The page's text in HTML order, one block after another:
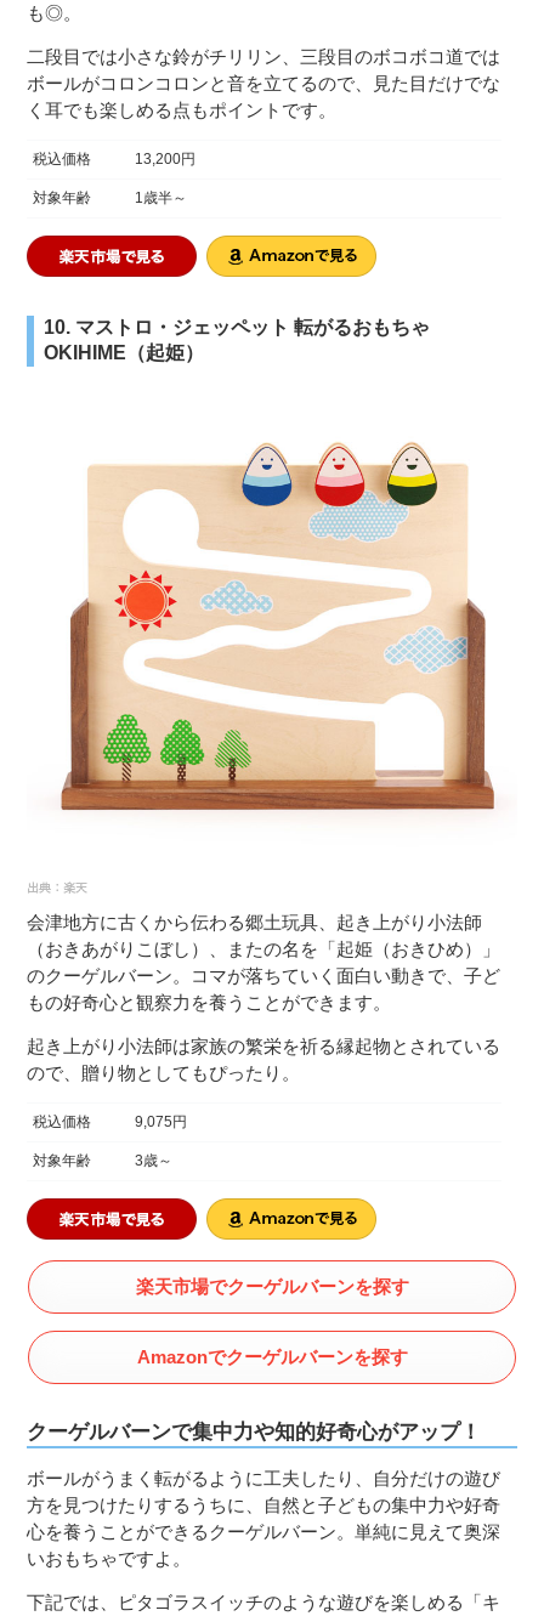
も◎。
二段目では小さな鈴がチリリン、三段目のボコボコ道では
ボールがコロンコロンと音を立てるので、見た目だけでな
く耳でも楽しめる点もポイントです。
税込価格 13,200円
対象年齢 1歳半～
10. マストロ・ジェッペット 転がるおもちゃ
OKIHIME（起姫）
会津地方に古くから伝わる郷土玩具、起き上がり小法師
（おきあがりこぼし）、またの名を「起姫（おきひめ）」
のクーゲルバーン。コマが落ちていく面白い動きで、子ど
もの好奇心と観察力を養うことができます。
起き上がり小法師は家族の繁栄を祈る縁起物とされている
ので、贈り物としてもぴったり。
税込価格 9,075円
対象年齢 3歳～
楽天市場でクーゲルバーンを探す
Amazonでクーゲルバーンを探す
クーゲルバーンで集中力や知的好奇心がアップ！
ボールがうまく転がるように工夫したり、自分だけの遊び
方を見つけたりするうちに、自然と子どもの集中力や好奇
心を養うことができるクーゲルバーン。単純に見えて奥深
いおもちゃですよ。
下記では、ピタゴラスイッチのような遊びを楽しめる「キ